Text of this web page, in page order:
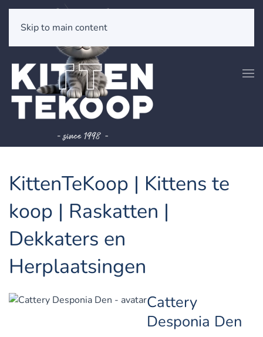
Skip to main content
KittenTeKoop | Kittens te
koop | Raskatten |
Dekkaters en
Herplaatsingen
Cattery
Desponia Den